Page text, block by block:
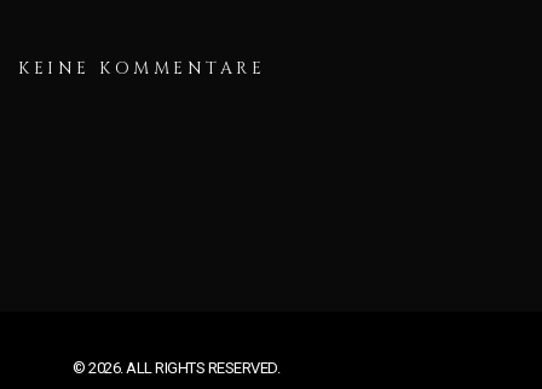
KEINE KOMMENTARE
© 2026. ALL RIGHTS RESERVED.